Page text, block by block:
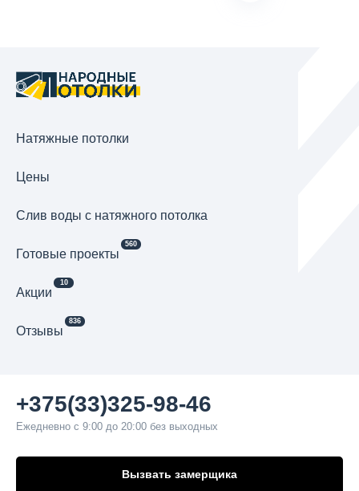
Натяжные потолки
Цены
Cлив воды с натяжного потолка
Готовые проекты
560
Акции
10
Отзывы
836
+375(33)325-98-46
Ежедневно с 9:00 до 20:00 без выходных
Вызвать замерщика